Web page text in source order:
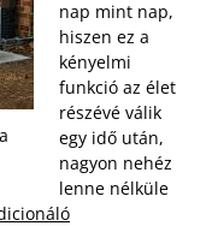
nap mint nap,
hiszen ez a
kényelmi
funkció az élet
részévé válik
egy idő után,
nagyon nehéz
lenne nélküle